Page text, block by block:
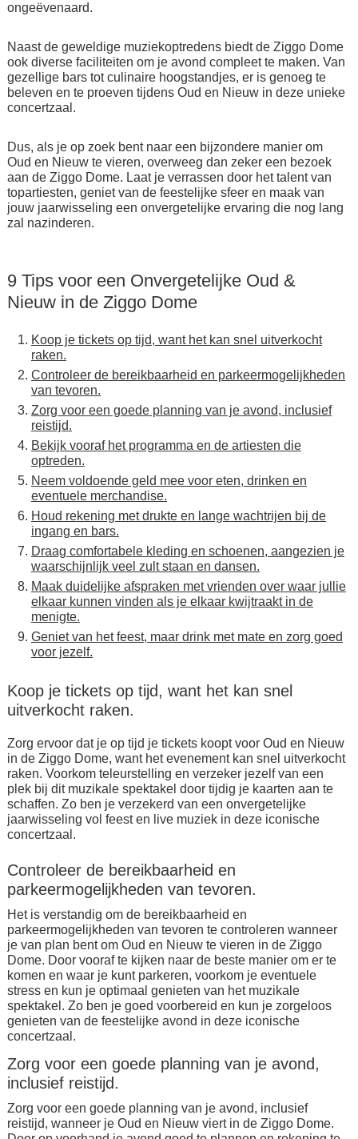
ongeëvenaard.
Naast de geweldige muziekoptredens biedt de Ziggo Dome
ook diverse faciliteiten om je avond compleet te maken. Van
gezellige bars tot culinaire hoogstandjes, er is genoeg te
beleven en te proeven tijdens Oud en Nieuw in deze unieke
concertzaal.
Dus, als je op zoek bent naar een bijzondere manier om
Oud en Nieuw te vieren, overweeg dan zeker een bezoek
aan de Ziggo Dome. Laat je verrassen door het talent van
topartiesten, geniet van de feestelijke sfeer en maak van
jouw jaarwisseling een onvergetelijke ervaring die nog lang
zal nazinderen.
9 Tips voor een Onvergetelijke Oud &
Nieuw in de Ziggo Dome
Koop je tickets op tijd, want het kan snel uitverkocht
raken.
Controleer de bereikbaarheid en parkeermogelijkheden
van tevoren.
Zorg voor een goede planning van je avond, inclusief
reistijd.
Bekijk vooraf het programma en de artiesten die
optreden.
Neem voldoende geld mee voor eten, drinken en
eventuele merchandise.
Houd rekening met drukte en lange wachtrijen bij de
ingang en bars.
Draag comfortabele kleding en schoenen, aangezien je
waarschijnlijk veel zult staan en dansen.
Maak duidelijke afspraken met vrienden over waar jullie
elkaar kunnen vinden als je elkaar kwijtraakt in de
menigte.
Geniet van het feest, maar drink met mate en zorg goed
voor jezelf.
Koop je tickets op tijd, want het kan snel
uitverkocht raken.
Zorg ervoor dat je op tijd je tickets koopt voor Oud en Nieuw
in de Ziggo Dome, want het evenement kan snel uitverkocht
raken. Voorkom teleurstelling en verzeker jezelf van een
plek bij dit muzikale spektakel door tijdig je kaarten aan te
schaffen. Zo ben je verzekerd van een onvergetelijke
jaarwisseling vol feest en live muziek in deze iconische
concertzaal.
Controleer de bereikbaarheid en
parkeermogelijkheden van tevoren.
Het is verstandig om de bereikbaarheid en
parkeermogelijkheden van tevoren te controleren wanneer
je van plan bent om Oud en Nieuw te vieren in de Ziggo
Dome. Door vooraf te kijken naar de beste manier om er te
komen en waar je kunt parkeren, voorkom je eventuele
stress en kun je optimaal genieten van het muzikale
spektakel. Zo ben je goed voorbereid en kun je zorgeloos
genieten van de feestelijke avond in deze iconische
concertzaal.
Zorg voor een goede planning van je avond,
inclusief reistijd.
Zorg voor een goede planning van je avond, inclusief
reistijd, wanneer je Oud en Nieuw viert in de Ziggo Dome.